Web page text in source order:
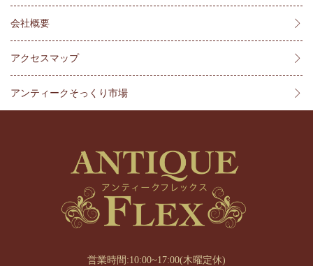
会社概要
アクセスマップ
アンティークそっくり市場
営業時間:10:00~17:00(木曜定休)